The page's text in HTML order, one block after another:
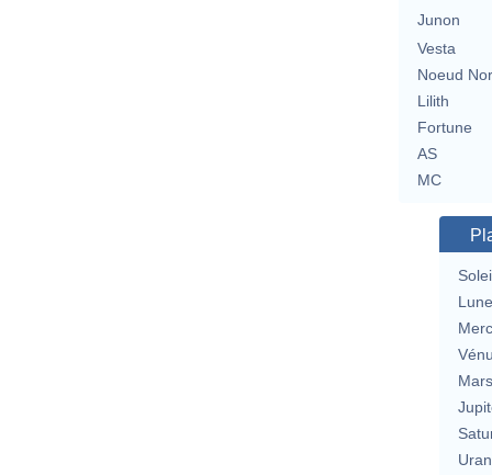
Junon
Vesta
Noeud
Lilith
Fortune
AS
MC
Lune
Mars